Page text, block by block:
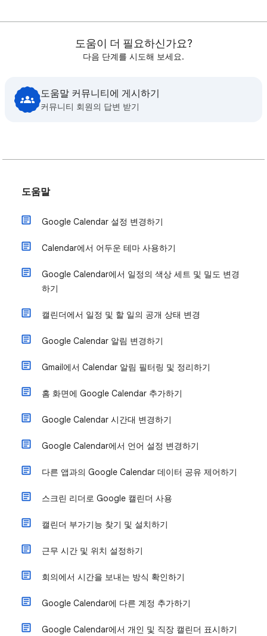
도움이 더 필요하신가요?
다음 단계를 시도해 보세요.
도움말 커뮤니티에 게시하기
커뮤니티 회원의 답변 받기
도움말
Google Calendar 설정 변경하기
Calendar에서 어두운 테마 사용하기
Google Calendar에서 일정의 색상 세트 및 밀도 변경
하기
캘린더에서 일정 및 할 일의 공개 상태 변경
Google Calendar 알림 변경하기
Gmail에서 Calendar 알림 필터링 및 정리하기
홈 화면에 Google Calendar 추가하기
Google Calendar 시간대 변경하기
Google Calendar에서 언어 설정 변경하기
다른 앱과의 Google Calendar 데이터 공유 제어하기
스크린 리더로 Google 캘린더 사용
캘린더 부가기능 찾기 및 설치하기
근무 시간 및 위치 설정하기
회의에서 시간을 보내는 방식 확인하기
Google Calendar에 다른 계정 추가하기
Google Calendar에서 개인 및 직장 캘린더 표시하기